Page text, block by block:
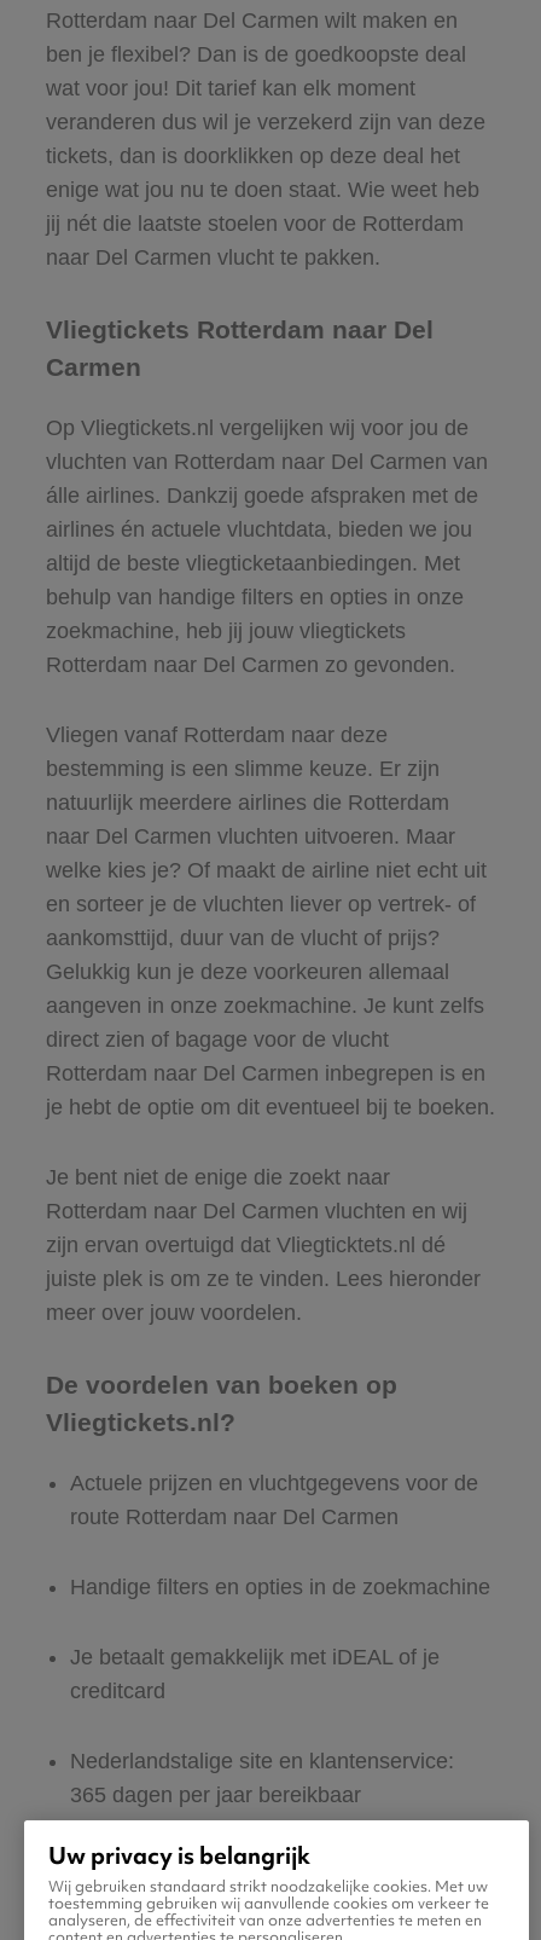
Rotterdam naar Del Carmen wilt maken en
ben je flexibel? Dan is de goedkoopste deal
wat voor jou! Dit tarief kan elk moment
veranderen dus wil je verzekerd zijn van deze
tickets, dan is doorklikken op deze deal het
enige wat jou nu te doen staat. Wie weet heb
jij nét die laatste stoelen voor de Rotterdam
naar Del Carmen vlucht te pakken.
Vliegtickets Rotterdam naar Del
Carmen
Op Vliegtickets.nl vergelijken wij voor jou de
vluchten van Rotterdam naar Del Carmen van
álle airlines. Dankzij goede afspraken met de
airlines én actuele vluchtdata, bieden we jou
altijd de beste vliegticketaanbiedingen. Met
behulp van handige filters en opties in onze
zoekmachine, heb jij jouw vliegtickets
Rotterdam naar Del Carmen zo gevonden.
Vliegen vanaf Rotterdam naar deze
bestemming is een slimme keuze. Er zijn
natuurlijk meerdere airlines die Rotterdam
naar Del Carmen vluchten uitvoeren. Maar
welke kies je? Of maakt de airline niet echt uit
en sorteer je de vluchten liever op vertrek- of
aankomsttijd, duur van de vlucht of prijs?
Gelukkig kun je deze voorkeuren allemaal
aangeven in onze zoekmachine. Je kunt zelfs
direct zien of bagage voor de vlucht
Rotterdam naar Del Carmen inbegrepen is en
je hebt de optie om dit eventueel bij te boeken.
Je bent niet de enige die zoekt naar
Rotterdam naar Del Carmen vluchten en wij
zijn ervan overtuigd dat Vliegticktets.nl dé
juiste plek is om ze te vinden. Lees hieronder
meer over jouw voordelen.
De voordelen van boeken op
Vliegtickets.nl?
Actuele prijzen en vluchtgegevens voor de
route Rotterdam naar Del Carmen
Handige filters en opties in de zoekmachine
Je betaalt gemakkelijk met iDEAL of je
creditcard
Nederlandstalige site en klantenservice:
365 dagen per jaar bereikbaar
Zeker van veilig boeken en betalen
Boek ook direct een hotel of huurauto voor
Uw privacy is belangrijk
Wij gebruiken standaard strikt noodzakelijke cookies. Met uw
toestemming gebruiken wij aanvullende cookies om verkeer te
analyseren, de effectiviteit van onze advertenties te meten en